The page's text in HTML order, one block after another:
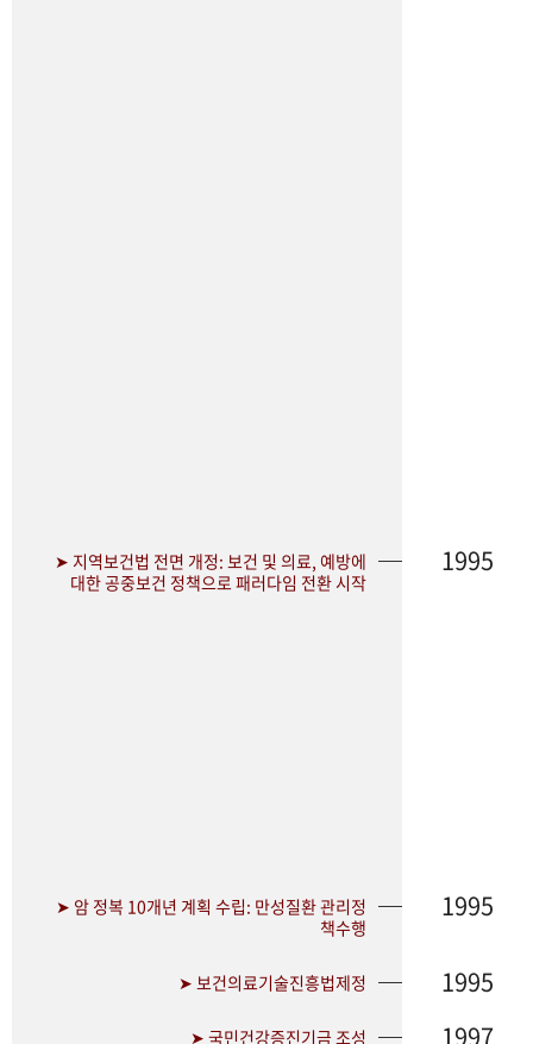
➤ 지역보건법 전면 개정: 보건 및 의료, 예방에
대한 공중보건 정책으로 패러다임 전환 시작
1995
➤ 암 정복 10개년 계획 수립: 만성질환 관리정
책수행
1995
➤ 보건의료기술진흥법제정 1995
➤ 국민건강증진기금 조성 1997